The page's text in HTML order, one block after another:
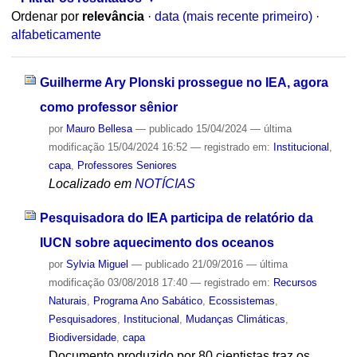
Ordenar por relevância · data (mais recente primeiro) ·
alfabeticamente
Guilherme Ary Plonski prossegue no IEA, agora
como professor sênior
por Mauro Bellesa — publicado15/04/2024 — última
modificação15/04/2024 16:52 — registrado em: Institucional
capa, Professores Seniores
Localizado em NOTÍCIAS
Pesquisadora do IEA participa de relatório da
IUCN sobre aquecimento dos oceanos
por Sylvia Miguel — publicado21/09/2016 — última
modificação03/08/2018 17:40 — registrado em: Recursos
Naturais
Programa Ano Sabático, Ecossistemas
Pesquisadores
Institucional Mudanças Climáticas
Biodiversidade, capa